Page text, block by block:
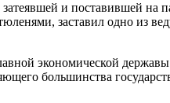
и поставившей на
заставил одно из
экономической
большинства